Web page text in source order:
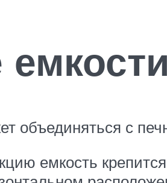
объединяться с
емкость